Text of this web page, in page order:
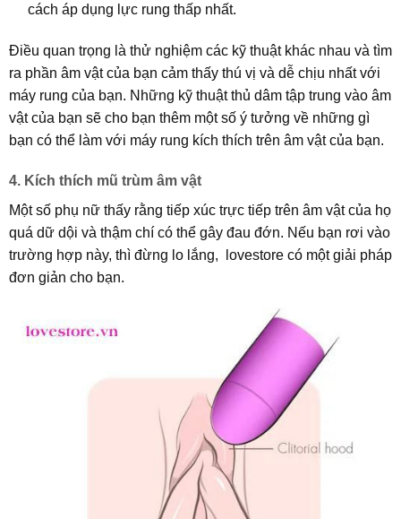
cách áp dụng lực rung thấp nhất.
Điều quan trọng là thử nghiệm các kỹ thuật khác nhau và tìm
ra phần âm vật của bạn cảm thấy thú vị và dễ chịu nhất với
máy rung của bạn. Những kỹ thuật thủ dâm tập trung vào âm
vật của bạn sẽ cho bạn thêm một số ý tưởng về những gì
bạn có thể làm với máy rung kích thích trên âm vật của bạn.
4. Kích thích mũ trùm âm vật
Một số phụ nữ thấy rằng tiếp xúc trực tiếp trên âm vật của họ
quá dữ dội và thậm chí có thể gây đau đớn. Nếu bạn rơi vào
trường hợp này, thì đừng lo lắng, lovestore có một giải pháp
đơn giản cho bạn.